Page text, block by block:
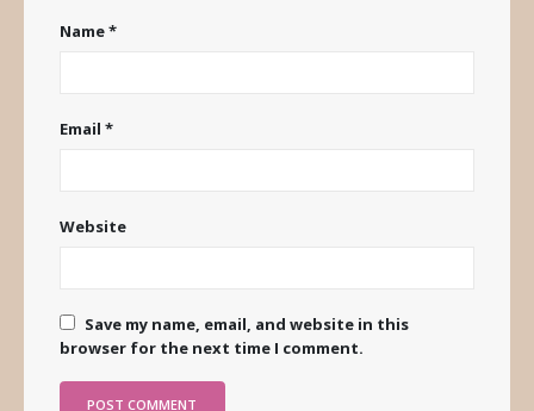
Name*
Email *
Website
Save my name, email, and website in this
browser for the next time I comment.